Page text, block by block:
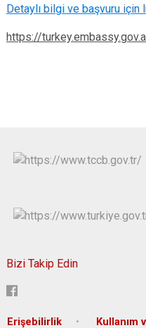
Detaylı bilgi ve başvuru için
https://
Bizi Takip Edin
Erişebilirlik Kullanım